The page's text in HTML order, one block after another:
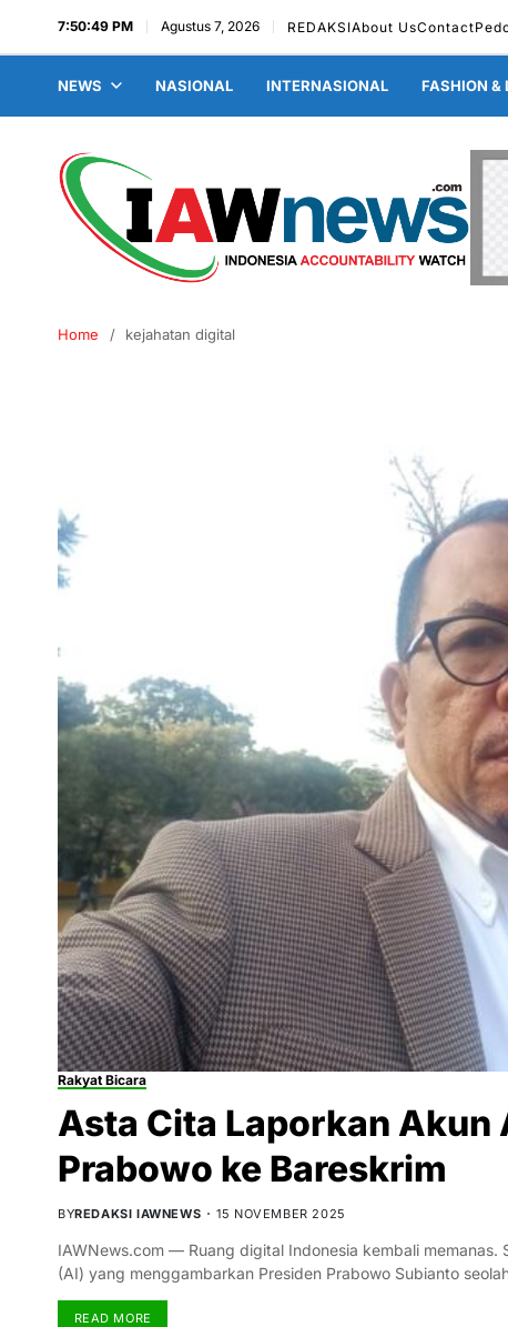
7:50:49 PM Agustus 7, 2026 REDAKSIAbout UsContact
NEWS NASIONAL INTERNASIONAL FASHION &
Home kejahatan digital
Rakyat Bicara
Asta Cita Laporkan Akun
Prabowo ke Bareskrim
BYREDAKSI IAWNEWS 15 NOVEMBER 2025
IAWNews.com — Ruang digital Indonesia kembali
(AI) yang menggambarkan Presiden Prabowo Subianto
READ MORE